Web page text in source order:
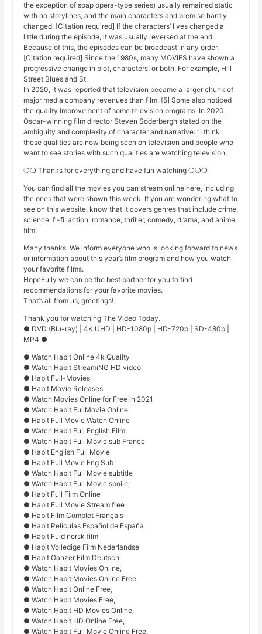
the exception of soap opera-type series) usually remained static
with no storylines, and the main characters and premise hardly
changed. [Citation required] If the characters’ lives changed a
little during the episode, it was usually reversed at the end.
Because of this, the episodes can be broadcast in any order.
[Citation required] Since the 1980s, many MOVIES have shown a
progressive change in plot, characters, or both. For example, Hill
Street Blues and St.
In 2020, it was reported that television became a larger chunk of
major media company revenues than film. [5] Some also noticed
the quality improvement of some television programs. In 2020,
Oscar-winning film director Steven Soderbergh stated on the
ambiguity and complexity of character and narrative: “I think
these qualities are now being seen on television and people who
want to see stories with such qualities are watching television.
❍❍ Thanks for everything and have fun watching ❍❍❍
You can find all the movies you can stream online here, including
the ones that were shown this week. If you are wondering what to
see on this website, know that it covers genres that include crime,
science, fi-fi, action, romance, thriller, comedy, drama, and anime
film.
Many thanks. We inform everyone who is looking forward to news
or information about this year’s film program and how you watch
your favorite films.
HopeFully we can be the best partner for you to find
recommendations for your favorite movies.
That’s all from us, greetings!
Thank you for watching The Video Today.
● DVD (Blu-ray) | 4K UHD | HD-1080p | HD-720p | SD-480p |
MP4 ●
● Watch Habit Online 4k Quality
● Watch Habit StreamiNG HD video
● Habit Full-Movies
● Habit Movie Releases
● Watch Movies Online for Free in 2021
● Watch Habit FullMovie Online
● Habit Full Movie Watch Online
● Watch Habit Full English Film
● Watch Habit Full Movie sub France
● Habit English Full Movie
● Habit Full Movie Eng Sub
● Watch Habit Full Movie subtitle
● Watch Habit Full Movie spoiler
● Habit Full Film Online
● Habit Full Movie Stream free
● Habit Film Complet Français
● Habit Películas Español de España
● Habit Fuld norsk film
● Habit Volledige Film Nederlandse
● Habit Ganzer Film Deutsch
● Watch Habit Movies Online,
● Watch Habit Movies Online Free,
● Watch Habit Online Free,
● Watch Habit Movies Free,
● Watch Habit HD Movies Online,
● Watch Habit HD Online Free,
● Watch Habit Full Movie Online Free,